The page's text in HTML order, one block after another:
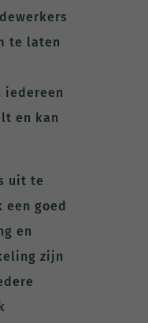
te laten
iedereen
en kan
uit te
een goed
en
zijn